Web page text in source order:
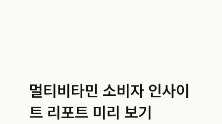
멀티비타민 소비자 인사이
트 리포트 미리 보기